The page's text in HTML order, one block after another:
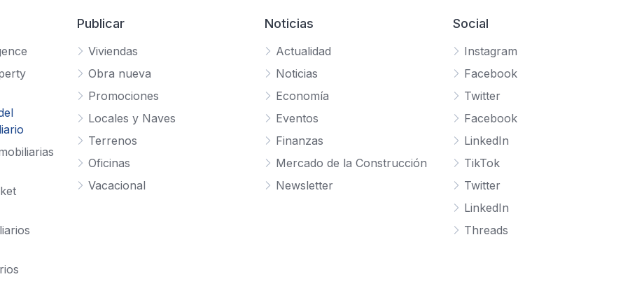
Publicar
Viviendas
Obra nueva
Promociones
Locales y Naves
Terrenos
Oficinas
Vacacional
Noticias
Actualidad
Noticias
Economía
Eventos
Finanzas
Mercado de la Construcción
Newsletter
Social
Instagram
Facebook
Twitter
Facebook
LinkedIn
TikTok
Twitter
LinkedIn
Threads